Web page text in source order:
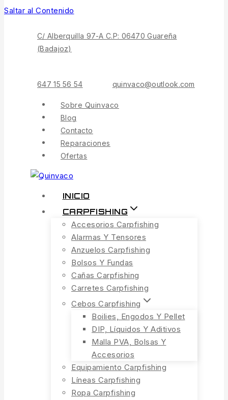
Saltar al Contenido
C/ Alberquilla 97-A C.P: 06470 Guareña
(Badajoz)
647 15 56 54 quinvaco@outlook.com
Sobre Quinvaco
Blog
Contacto
Reparaciones
Ofertas
INICIO
CARPFISHING
Accesorios Carpfishing
Alarmas Y Tensores
Anzuelos Carpfishing
Bolsos Y Fundas
Cañas Carpfishing
Carretes Carpfishing
Cebos Carpfishing
Boilies, Engodos Y Pellet
DIP, Líquidos Y Aditivos
Malla PVA, Bolsas Y
Accesorios
Equipamiento Carpfishing
Líneas Carpfishing
Ropa Carpfishing